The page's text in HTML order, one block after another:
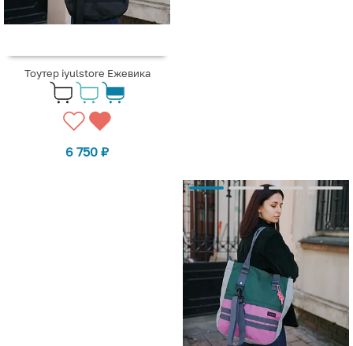
Тоутер iyulstore Ежевика
6 750 ₽